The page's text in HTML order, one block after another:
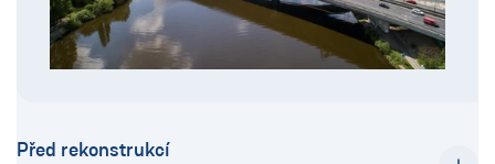
Před rekonstrukcí